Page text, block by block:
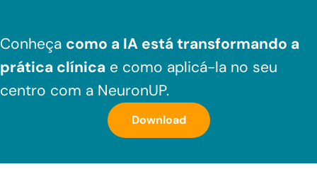
Conheça como a IA está transformando a
prática clínica e como aplicá-la no seu
centro com a NeuronUP.
Download